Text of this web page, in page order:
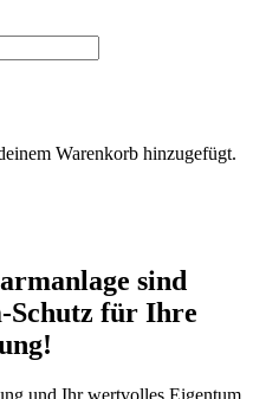
Warenkorb hinzugefügt.
sind
Schutz für Ihre
und Ihr wertvolles Eigentum